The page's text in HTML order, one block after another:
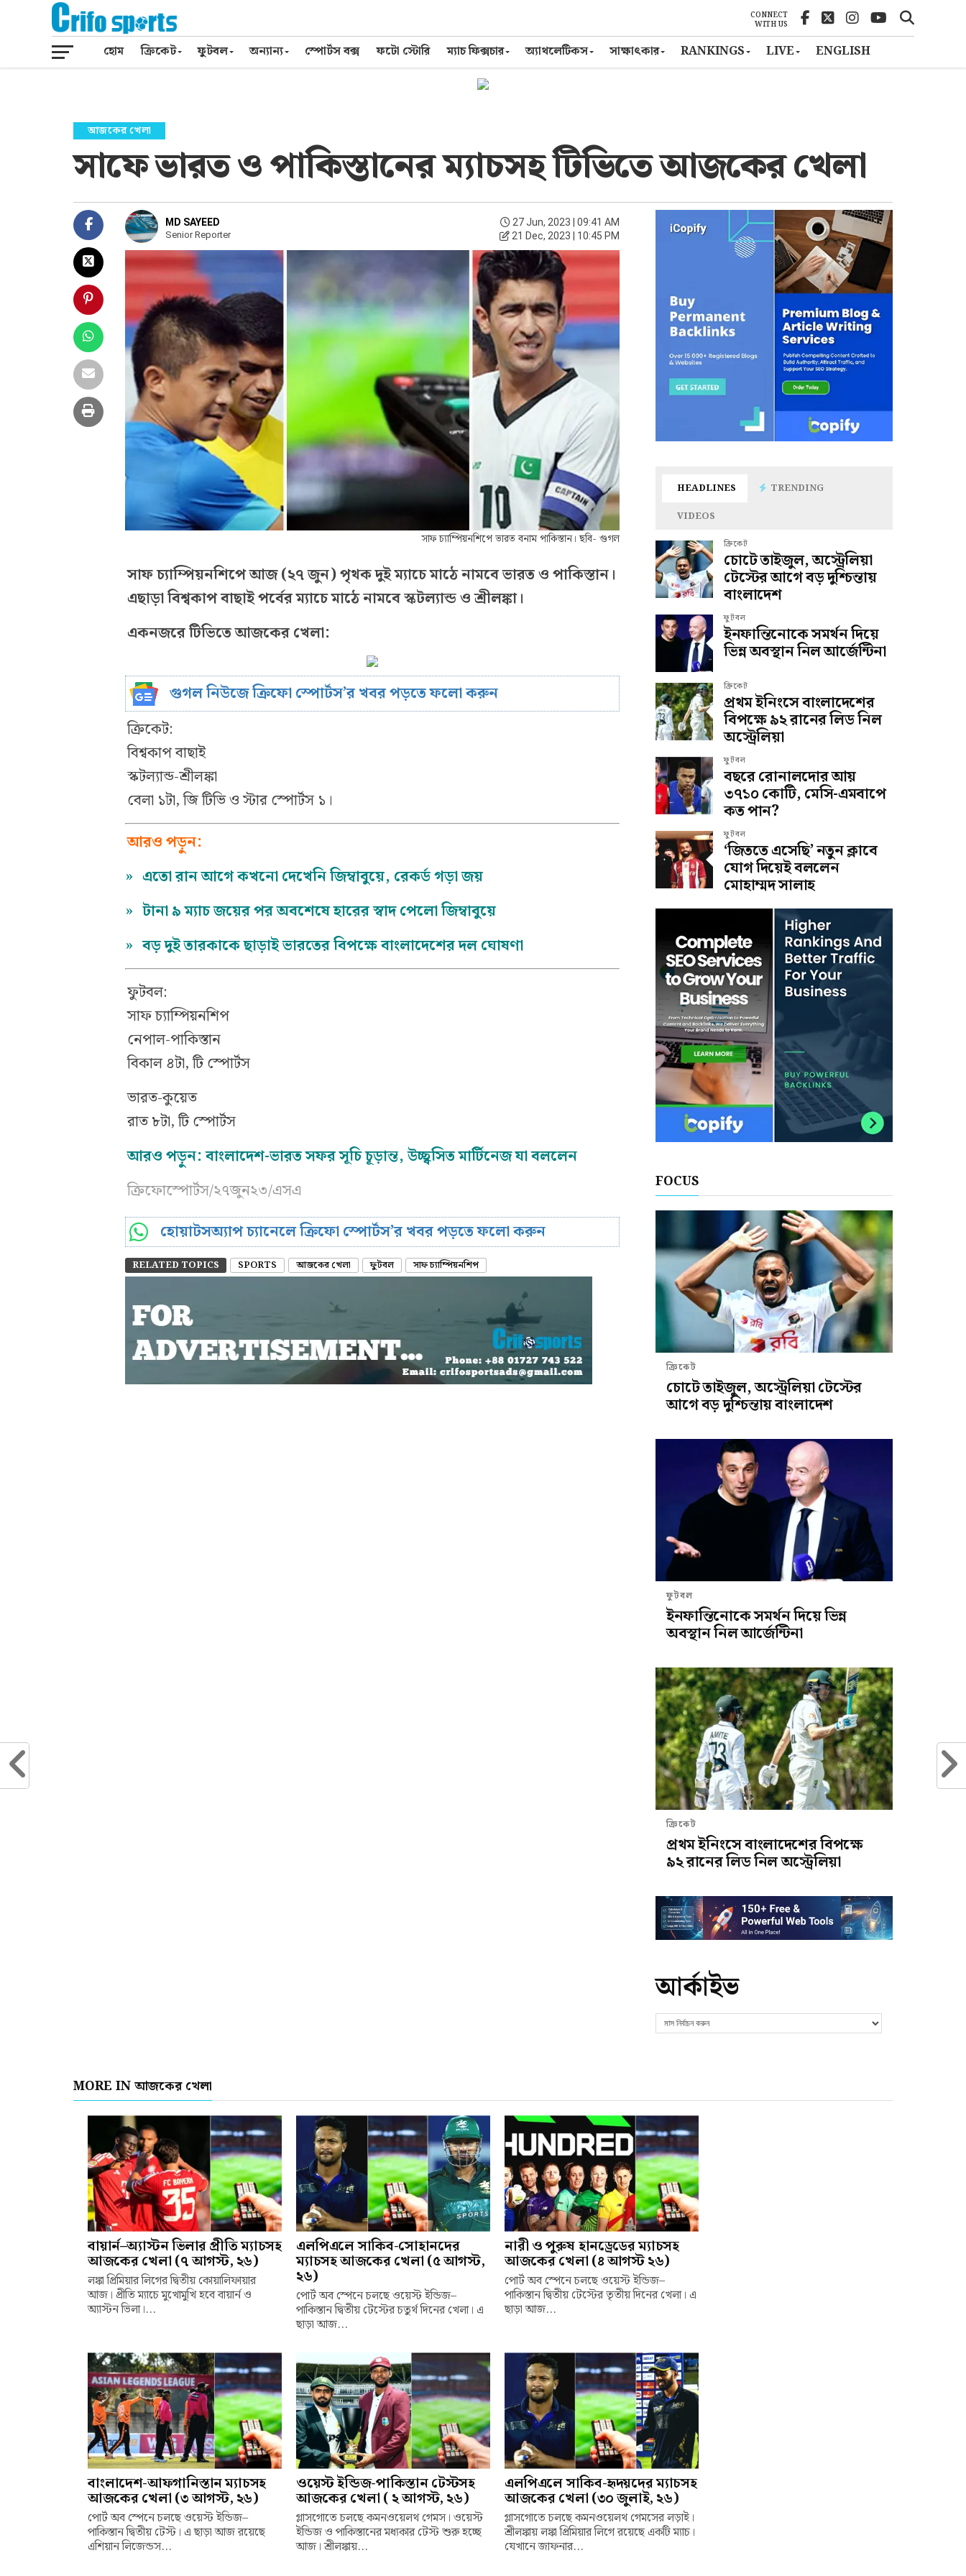
CONNECT
WITH US
হোম ক্রিকেট ফুটবল অন্যান্য স্পোর্টস বক্স ফটো স্টোরি ম্যাচ ফিক্সচার অ্যাথলেটিকস সাক্ষাৎকার RANKINGS LIVE ENGLISH
আজকের খেলা
সাফে ভারত ও পাকিস্তানের ম্যাচসহ টিভিতে আজকের খেলা
MD SAYEED
Senior Reporter
27 Jun, 2023 | 09:41 AM
21 Dec, 2023 | 10:45 PM
সাফ চ্যাম্পিয়নশিপে ভারত বনাম পাকিস্তান। ছবি- গুগল
সাফ চ্যাম্পিয়নশিপে আজ (২৭ জুন) পৃথক দুই ম্যাচে মাঠে নামবে ভারত ও পাকিস্তান।
এছাড়া বিশ্বকাপ বাছাই পর্বের ম্যাচে মাঠে নামবে স্কটল্যান্ড ও শ্রীলঙ্কা।
একনজরে টিভিতে আজকের খেলা:
গুগল নিউজে ক্রিফো স্পোর্টস’র খবর পড়তে ফলো করুন
ক্রিকেট:
বিশ্বকাপ বাছাই
স্কটল্যান্ড-শ্রীলঙ্কা
বেলা ১টা, জি টিভি ও স্টার স্পোর্টস ১।
আরও পড়ুন:
» এতো রান আগে কখনো দেখেনি জিম্বাবুয়ে, রেকর্ড গড়া জয়
» টানা ৯ ম্যাচ জয়ের পর অবশেষে হারের স্বাদ পেলো জিম্বাবুয়ে
» বড় দুই তারকাকে ছাড়াই ভারতের বিপক্ষে বাংলাদেশের দল ঘোষণা
ফুটবল:
সাফ চ্যাম্পিয়নশিপ
নেপাল-পাকিস্তান
বিকাল ৪টা, টি স্পোর্টস
ভারত-কুয়েত
রাত ৮টা, টি স্পোর্টস
আরও পড়ুন:বাংলাদেশ-ভারত সফর সূচি চূড়ান্ত, উচ্ছ্বসিত মার্টিনেজ যা বললেন
ক্রিফোস্পোর্টস/২৭জুন২৩/এসএ
হোয়াটসঅ্যাপ চ্যানেলে ক্রিফো স্পোর্টস’র খবর পড়তে ফলো করুন
RELATED TOPICS SPORTS আজকের খেলা ফুটবল সাফ চ্যাম্পিয়নশিপ
HEADLINES
TRENDING
VIDEOS
ক্রিকেট
চোটে তাইজুল, অস্ট্রেলিয়া
টেস্টের আগে বড় দুশ্চিন্তায়
বাংলাদেশ
ফুটবল
ইনফান্তিনোকে সমর্থন দিয়ে
ভিন্ন অবস্থান নিল আর্জেন্টিনা
ক্রিকেট
প্রথম ইনিংসে বাংলাদেশের
বিপক্ষে ৯২ রানের লিড নিল
অস্ট্রেলিয়া
ফুটবল
বছরে রোনালদোর আয়
৩৭১০ কোটি, মেসি-এমবাপে
কত পান?
ফুটবল
‘জিততে এসেছি’ নতুন ক্লাবে
যোগ দিয়েই বললেন
মোহাম্মদ সালাহ
FOCUS
ক্রিকেট
চোটে তাইজুল, অস্ট্রেলিয়া টেস্টের
আগে বড় দুশ্চিন্তায় বাংলাদেশ
ফুটবল
ইনফান্তিনোকে সমর্থন দিয়ে ভিন্ন
অবস্থান নিল আর্জেন্টিনা
ক্রিকেট
প্রথম ইনিংসে বাংলাদেশের বিপক্ষে
৯২ রানের লিড নিল অস্ট্রেলিয়া
আর্কাইভ
MORE IN আজকের খেলা
বায়ার্ন–অ্যাস্টন ভিলার প্রীতি ম্যাচসহ
আজকের খেলা (৭ আগস্ট, ২৬)
লঙ্কা প্রিমিয়ার লিগের দ্বিতীয় কোয়ালিফায়ার
আজ। প্রীতি ম্যাচে মুখোমুখি হবে বায়ার্ন ও
অ্যাস্টন ভিলা।...
এলপিএলে সাকিব-সোহানদের
ম্যাচসহ আজকের খেলা (৫ আগস্ট,
২৬)
পোর্ট অব স্পেনে চলছে ওয়েস্ট ইন্ডিজ–
পাকিস্তান দ্বিতীয় টেস্টের চতুর্থ দিনের খেলা। এ
ছাড়া আজ...
নারী ও পুরুষ হানড্রেডের ম্যাচসহ
আজকের খেলা (৪ আগস্ট ২৬)
পোর্ট অব স্পেনে চলছে ওয়েস্ট ইন্ডিজ–
পাকিস্তান দ্বিতীয় টেস্টের তৃতীয় দিনের খেলা। এ
ছাড়া আজ...
বাংলাদেশ-আফগানিস্তান ম্যাচসহ
আজকের খেলা (৩ আগস্ট, ২৬)
পোর্ট অব স্পেনে চলছে ওয়েস্ট ইন্ডিজ–
পাকিস্তান দ্বিতীয় টেস্ট। এ ছাড়া আজ রয়েছে
এশিয়ান লিজেন্ডস...
ওয়েস্ট ইন্ডিজ-পাকিস্তান টেস্টসহ
আজকের খেলা ( ২ আগস্ট, ২৬)
গ্লাসগোতে চলছে কমনওয়েলথ গেমস। ওয়েস্ট
ইন্ডিজ ও পাকিস্তানের মধ্যকার টেস্ট শুরু হচ্ছে
আজ। শ্রীলঙ্কায়...
এলপিএলে সাকিব-হৃদয়দের ম্যাচসহ
আজকের খেলা (৩০ জুলাই, ২৬)
গ্লাসগোতে চলছে কমনওয়েলথ গেমসের লড়াই।
শ্রীলঙ্কায় লঙ্কা প্রিমিয়ার লিগে রয়েছে একটি ম্যাচ।
যেখানে জাফনার...